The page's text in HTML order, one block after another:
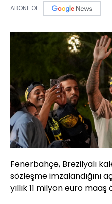
ABONE OL
Fenerbahçe, Brezilyalı
sözleşme imzalandığını
yıllık 11 milyon euro